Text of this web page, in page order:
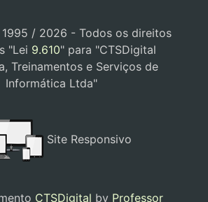
/ 2026 - Todos os direitos
"Lei 9.610" para "CTSDigital
Treinamentos e Serviços de
Informática Ltda"
Site Responsivo
CTSDigital by Professor